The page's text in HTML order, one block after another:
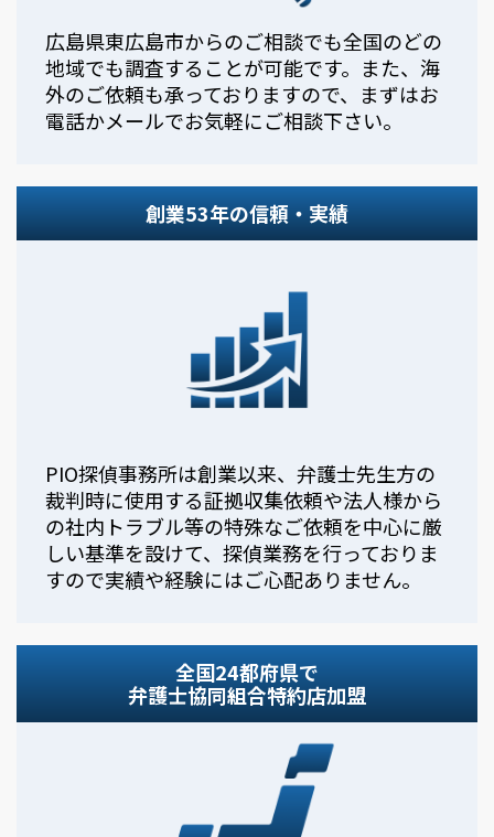
広島県東広島市からのご相談でも全国のどの
地域でも調査することが可能です。また、海
外のご依頼も承っておりますので、まずはお
電話かメールでお気軽にご相談下さい。
創業53年の信頼・実績
PIO探偵事務所は創業以来、弁護士先生方の
裁判時に使用する証拠収集依頼や法人様から
の社内トラブル等の特殊なご依頼を中心に厳
しい基準を設けて、探偵業務を行っておりま
すので実績や経験にはご心配ありません。
全国24都府県で
弁護士協同組合特約店加盟